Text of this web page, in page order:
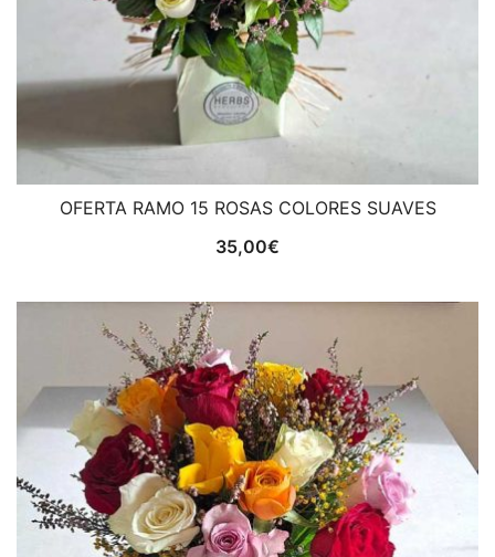
OFERTA RAMO 15 ROSAS COLORES SUAVES
35,00€